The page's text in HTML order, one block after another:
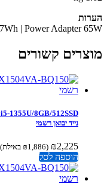
47Wh | Power Adapter
קשורים
נייד יבואן רשמי
₪2,225
(
₪1,886 באילת)
הוספה לסל